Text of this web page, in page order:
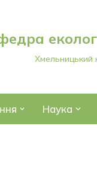
Хмельницький
Наука